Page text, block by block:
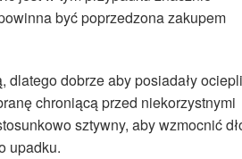
być poprzedzona zakupem
dlatego dobrze aby posiadały
chroniącą przed niekorzystnymi
sztywny, aby wzmocnić
upadku.